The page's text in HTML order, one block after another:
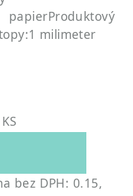
Produktový
milimeter
KS
bez DPH: 0.15,